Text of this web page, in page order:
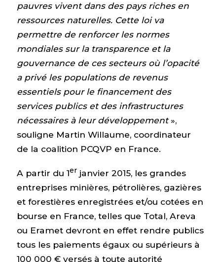
pauvres vivent dans des pays riches en
ressources naturelles. Cette loi va
permettre de renforcer les normes
mondiales sur la transparence et la
gouvernance de ces secteurs où l’opacité
a privé les populations de revenus
essentiels pour le financement des
services publics et des infrastructures
nécessaires à leur développement»,
souligne Martin Willaume, coordinateur
de la coalition PCQVP en France.
A partir du 1erjanvier 2015, les grandes
entreprises minières, pétrolières, gazières
et forestières enregistrées et/ou cotées en
bourse en France, telles que Total, Areva
ou Eramet devront en effet rendre publics
tous les paiements égaux ou supérieurs à
100 000 € versés à toute autorité